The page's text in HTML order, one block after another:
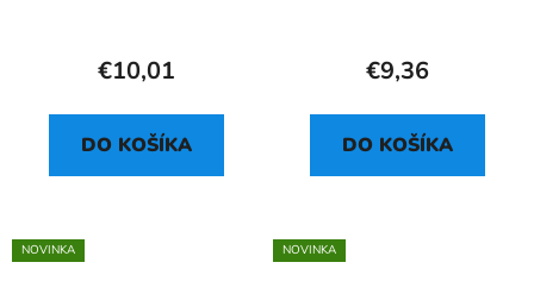
€10,01
DO KOŠÍKA
€9,36
DO KOŠÍKA
NOVINKA NOVINKA